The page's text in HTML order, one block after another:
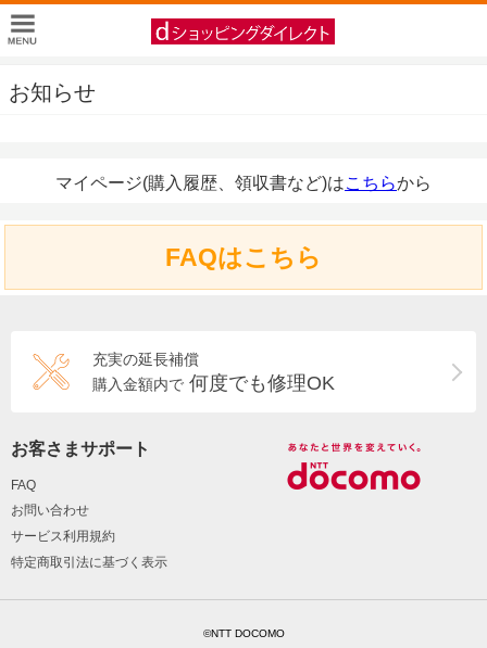
お知らせ
マイページ(購入履歴、領収書など)はこちらから
FAQはこちら
充実の延長補償
購入金額内で 何度でも修理OK
お客さまサポート
FAQ
お問い合わせ
サービス利用規約
特定商取引法に基づく表示
©NTT DOCOMO